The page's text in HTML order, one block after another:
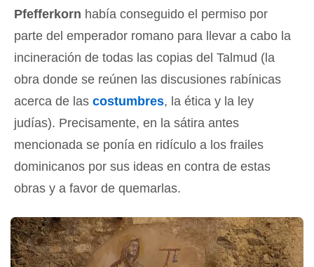
Pfefferkorn había conseguido el permiso por
parte del emperador romano para llevar a cabo la
incineración de todas las copias del Talmud (la
obra donde se reúnen las discusiones rabínicas
acerca de las costumbres, la ética y la ley
judías). Precisamente, en la sátira antes
mencionada se ponía en ridículo a los frailes
dominicanos por sus ideas en contra de estas
obras y a favor de quemarlas.